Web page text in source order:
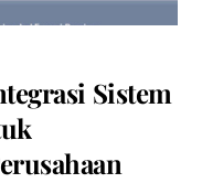
Sistem